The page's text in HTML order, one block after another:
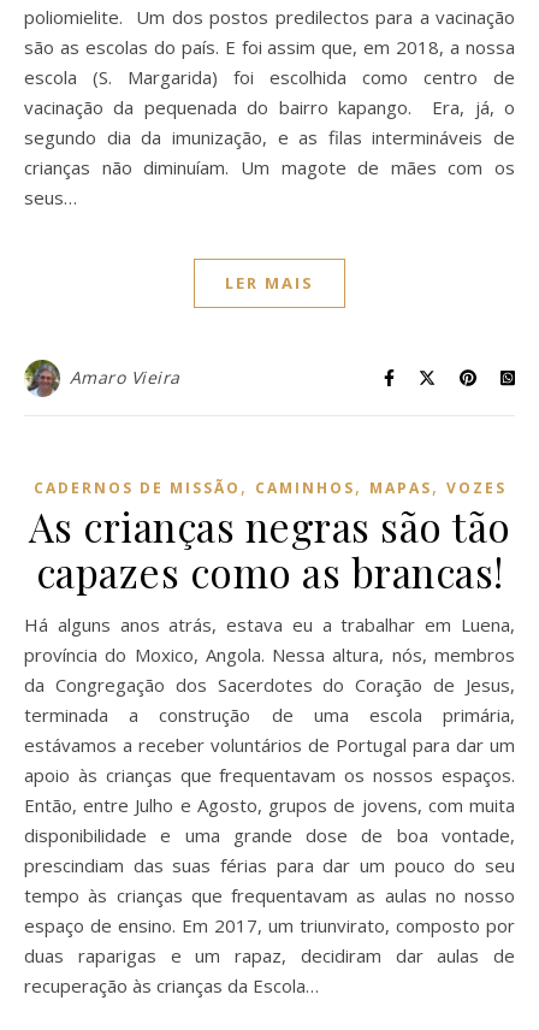
poliomielite. Um dos postos predilectos para a vacinação
são as escolas do país. E foi assim que, em 2018, a nossa
escola (S. Margarida) foi escolhida como centro de
vacinação da pequenada do bairro kapango. Era, já, o
segundo dia da imunização, e as filas intermináveis de
crianças não diminuíam. Um magote de mães com os
seus…
LER MAIS
Amaro Vieira
CADERNOS DE MISSÃO , CAMINHOS, MAPAS, VOZES
As crianças negras são tão
capazes como as brancas!
Há alguns anos atrás, estava eu a trabalhar em Luena,
província do Moxico, Angola. Nessa altura, nós, membros
da Congregação dos Sacerdotes do Coração de Jesus,
terminada a construção de uma escola primária,
estávamos a receber voluntários de Portugal para dar um
apoio às crianças que frequentavam os nossos espaços.
Então, entre Julho e Agosto, grupos de jovens, com muita
disponibilidade e uma grande dose de boa vontade,
prescindiam das suas férias para dar um pouco do seu
tempo às crianças que frequentavam as aulas no nosso
espaço de ensino. Em 2017, um triunvirato, composto por
duas raparigas e um rapaz, decidiram dar aulas de
recuperação às crianças da Escola…